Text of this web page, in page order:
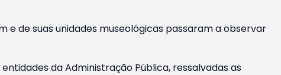
e de suas unidades museológicas passaram a observar
da Administração Pública, ressalvadas as